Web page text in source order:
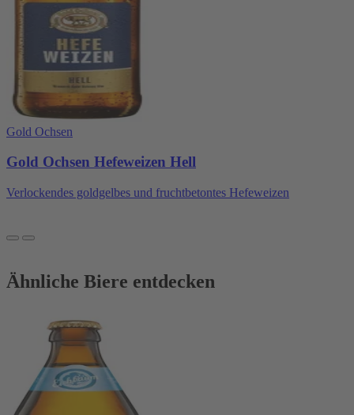
Gold Ochsen
Gold Ochsen Hefeweizen Hell
Verlockendes goldgelbes und fruchtbetontes Hefeweizen
Ähnliche Biere entdecken